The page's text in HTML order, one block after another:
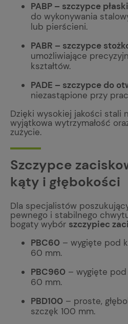
PABP – szczypce
do wykonywania
lub pierścieni.
PABR – szczypce
umożliwiające
kształtów.
PADE – szczypce do
niezastąpione przy
Dzięki wysokiej jakości stali
wyjątkowa wytrzymałość
zużycie.
Szczypce
kąty i głębokości
Dla specjalistów
pewnego i stabilnego
bogaty wybór szczypiec
PBC60 – wygięte pod
60 mm.
PBC960 – wygięte pod
60 mm.
PBD100 – proste,
szczęk 100 mm.